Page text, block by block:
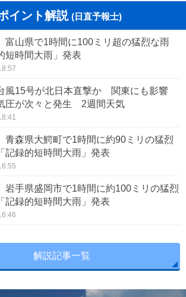
イント解説 (日直予報士)
富山県で1時間に100ミリ超の猛烈な雨
短時間大雨」発表
風15号が北日本直撃か 関東にも影響
圧が次々と発生 2週間天気
青森県大鰐町で1時間に約90ミリの猛烈
録的短時間大雨」発表
岩手県盛岡市で1時間に約100ミリの猛烈
録的短時間大雨」発表
解説記事一覧